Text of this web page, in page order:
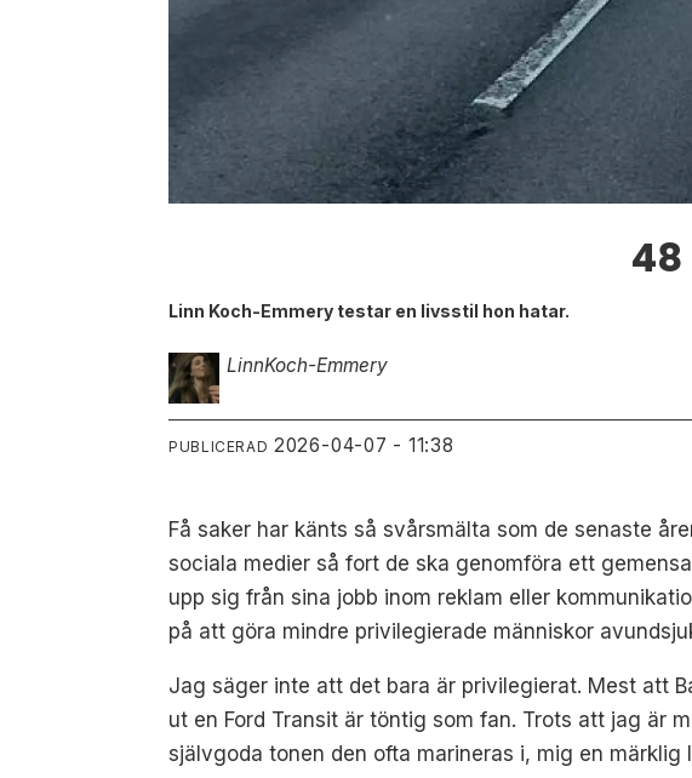
Linn Koch-Emmery testar en livsstil hon hatar.
LinnKoch-Emmery
PUBLICERAD 2026-04-07 - 11:38
Få saker har känts så svårsmälta som de senaste
sociala medier så fort de ska genomföra ett
upp sig från sina jobb inom reklam eller
på att göra mindre privilegierade människor
Jag säger inte att det bara är privilegierat. Mest att
ut en Ford Transit är töntig som fan. Trots att jag är
självgoda tonen den ofta marineras i, mig en märklig